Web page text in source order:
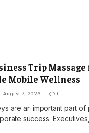
Trip Massage
Mobile Wellness
August 7, 2026 0
are an important part of
success.